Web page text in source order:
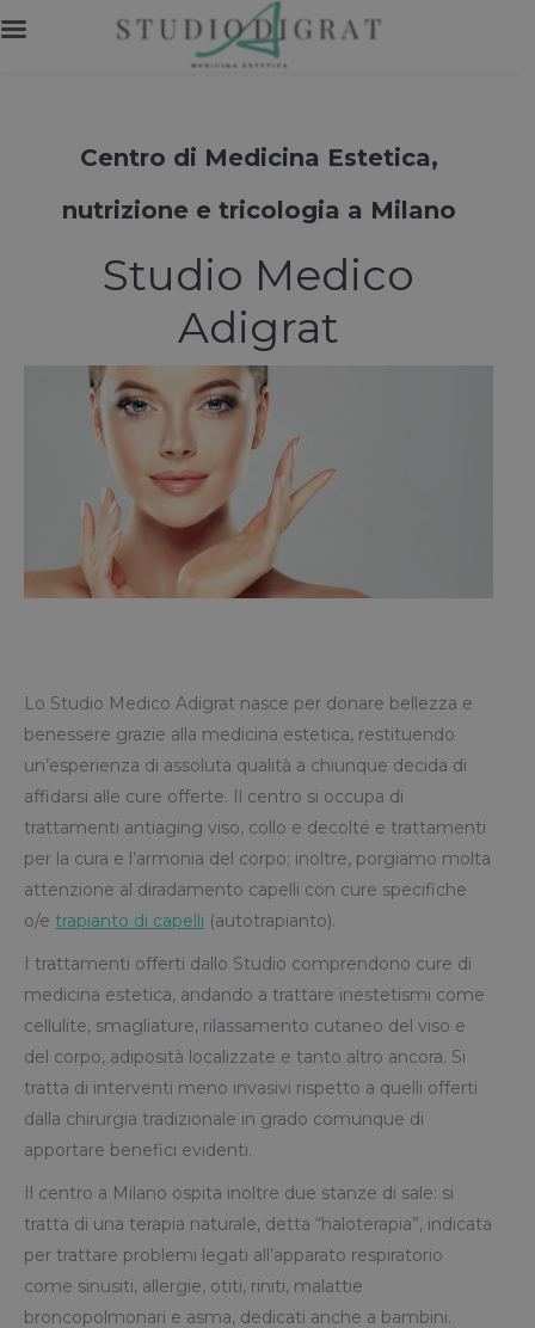
Centro di Medicina Estetica,
nutrizione e tricologia a Milano
Studio Medico
Adigrat
Lo Studio Medico Adigrat nasce per donare bellezza e
benessere grazie alla medicina estetica, restituendo
un’esperienza di assoluta qualità a chiunque decida di
affidarsi alle cure offerte. Il centro si occupa di
trattamenti antiaging viso, collo e decolté e trattamenti
per la cura e l’armonia del corpo; inoltre, porgiamo molta
attenzione al diradamento capelli con cure specifiche
o/e trapianto di capelli (autotrapianto).
I trattamenti offerti dallo Studio comprendono cure di
medicina estetica, andando a trattare inestetismi come
cellulite, smagliature, rilassamento cutaneo del viso e
del corpo, adiposità localizzate e tanto altro ancora. Si
tratta di interventi meno invasivi rispetto a quelli offerti
dalla chirurgia tradizionale in grado comunque di
apportare benefici evidenti.
Il centro a Milano ospita inoltre due stanze di sale: si
tratta di una terapia naturale, detta “haloterapia”, indicata
per trattare problemi legati all’apparato respiratorio
come sinusiti, allergie, otiti, riniti, malattie
broncopolmonari e asma, dedicati anche a bambini.